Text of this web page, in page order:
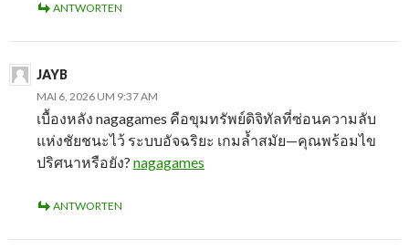
ANTWORTEN
JAYB
MAI 6, 2026 UM 9:37 AM
เบื้องหลัง nagagames คือขุมทรัพย์ดิจิทัลที่ซ่อนความลับ
แห่งชัยชนะไว้ ระบบอัจฉริยะ เกมล้ำสมัย—คุณพร้อมไข
ปริศนาหรือยัง? nagagames
ANTWORTEN